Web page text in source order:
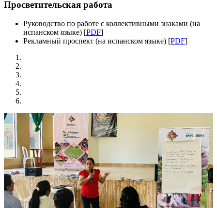
Просветительская работа
Руководство по работе с коллективными знаками (на
испанском языке) [PDF]
Рекламный проспект (на испанском языке) [PDF]